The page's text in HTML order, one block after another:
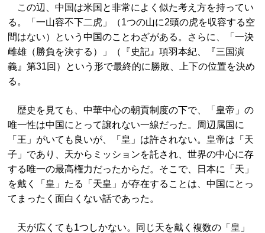
この辺、中国は米国と非常によく似た考え方を持ってい
る。「一山容不下二虎」（1つの山に2頭の虎を収容する空
間はない）という中国のことわざがある。さらに、「一決
雌雄（勝負を決する）」（『史記』項羽本紀、『三国演
義』第31回）という形で最終的に勝敗、上下の位置を決め
る。
歴史を見ても、中華中心の朝貢制度の下で、「皇帝」の
唯一性は中国にとって譲れない一線だった。周辺属国に
「王」がいても良いが、「皇」は許されない。皇帝は「天
子」であり、天からミッションを託され、世界の中心に存
する唯一の最高権力だったからだ。そこで、日本に「天」
を戴く「皇」たる「天皇」が存在することは、中国にとっ
てまったく面白くない話であった。
天が広くても1つしかない。同じ天を戴く複数の「皇」